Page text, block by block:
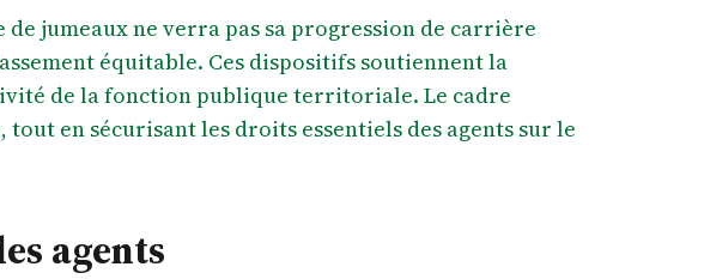
de jumeaux ne verra pas sa progression de carrière
équitable. Ces dispositifs soutiennent la
de la fonction publique territoriale. Le cadre
en sécurisant les droits essentiels des agents sur le
agents